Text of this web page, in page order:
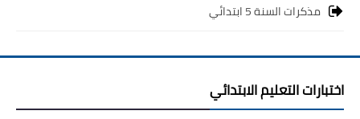
مذكرات السنة 5 ابتدائي
اختبارات التعليم الابتدائي